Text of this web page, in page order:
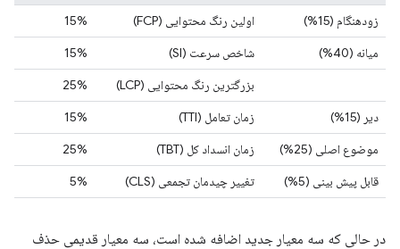
زودهنگام (15%) اولین رنگ محتوایی (FCP)
15%
میانه (40%)
شاخص سرعت (SI)
15%
بزرگترین رنگ محتوایی (LCP)
25%
دیر (15%)
زمان تعامل (TTI)
15%
موضوع اصلی (25%)
زمان انسداد کل (TBT)
25%
قابل پیش بینی (5%)
تغییر چیدمان تجمعی (CLS) 5%
در حالی که سه معیار جدید اضافه شده است، سه معیار قدیمی حذف